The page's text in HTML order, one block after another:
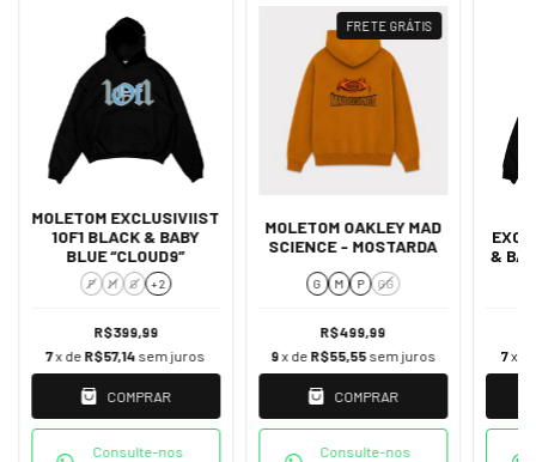
MOLETOM EXCLUSIVIIST
1OF1 BLACK & BABY
BLUE “CLOUD9”
P M G + 2
R$399,99
7x de R$57,14 sem juros
COMPRAR
Consulte-nos
FRETE GRÁTIS
MOLETOM OAKLEY MAD
SCIENCE - MOSTARDA
G M P GG
R$499,99
9x de R$55,55sem juros
COMPRAR
Consulte-nos
&
7x